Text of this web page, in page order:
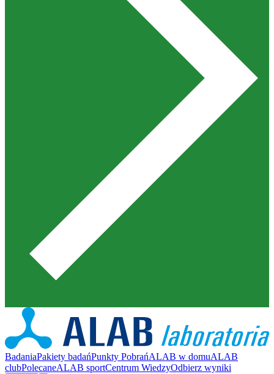
BadaniaPakiety badańPunkty PobrańALAB w domuALAB
clubPolecaneALAB sportCentrum WiedzyOdbierz wyniki